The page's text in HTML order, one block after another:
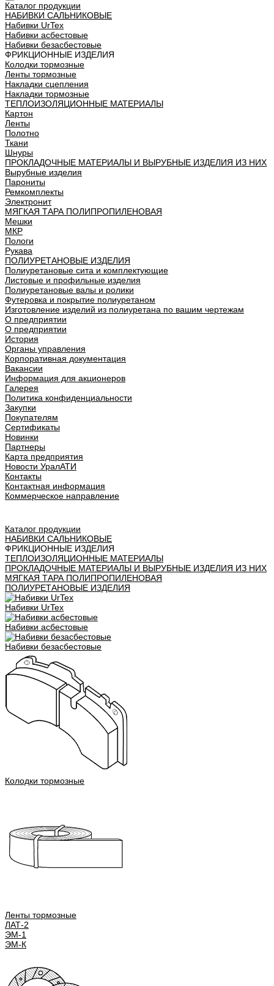
Каталог продукции
НАБИВКИ САЛЬНИКОВЫЕ
Набивки UrTex
Набивки асбестовые
Набивки безасбестовые
ФРИКЦИОННЫЕ ИЗДЕЛИЯ
Колодки тормозные
Ленты тормозные
Накладки сцепления
Накладки тормозные
ТЕПЛОИЗОЛЯЦИОННЫЕ МАТЕРИАЛЫ
Картон
Ленты
Полотно
Ткани
Шнуры
ПРОКЛАДОЧНЫЕ МАТЕРИАЛЫ И ВЫРУБНЫЕ ИЗДЕЛИЯ ИЗ НИХ
Вырубные изделия
Парониты
Ремкомплекты
Электронит
МЯГКАЯ ТАРА ПОЛИПРОПИЛЕНОВАЯ
Мешки
МКР
Пологи
Рукава
ПОЛИУРЕТАНОВЫЕ ИЗДЕЛИЯ
Полиуретановые сита и комплектующие
Листовые и профильные изделия
Полиуретановые валы и ролики
Футеровка и покрытие полиуретаном
Изготовление изделий из полиуретана по вашим чертежам
О предприятии
О предприятии
История
Органы управления
Корпоративная документация
Вакансии
Информация для акционеров
Галерея
Политика конфиденциальности
Закупки
Покупателям
Сертификаты
Новинки
Партнеры
Карта предприятия
Новости УралАТИ
Контакты
Контактная информация
Коммерческое направление
Каталог продукции
НАБИВКИ САЛЬНИКОВЫЕ
ФРИКЦИОННЫЕ ИЗДЕЛИЯ
ТЕПЛОИЗОЛЯЦИОННЫЕ МАТЕРИАЛЫ
ПРОКЛАДОЧНЫЕ МАТЕРИАЛЫ И ВЫРУБНЫЕ ИЗДЕЛИЯ ИЗ НИХ
МЯГКАЯ ТАРА ПОЛИПРОПИЛЕНОВАЯ
ПОЛИУРЕТАНОВЫЕ ИЗДЕЛИЯ
Набивки UrTex
Набивки асбестовые
Набивки безасбестовые
Колодки тормозные
Ленты тормозные
ЛАТ-2
ЭМ-1
ЭМ-К